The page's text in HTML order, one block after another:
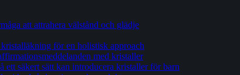
att attrahera välstånd och glädje
för en holistisk approach
med kristaller
säkert sätt kan introducera kristaller för barn